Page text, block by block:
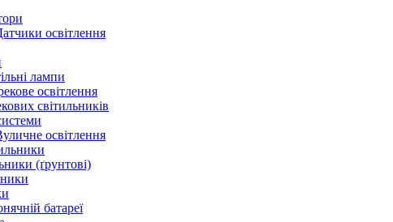
освітлення
лампи
освітлення
світильників
освітлення
(ґрунтові)
батареї